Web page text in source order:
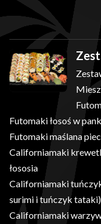
Futomaki łosoś w
Futomaki maślana
Californiamaki
łososia
Californiamaki
surimi i tuńczyk tataki)
Californiamaki